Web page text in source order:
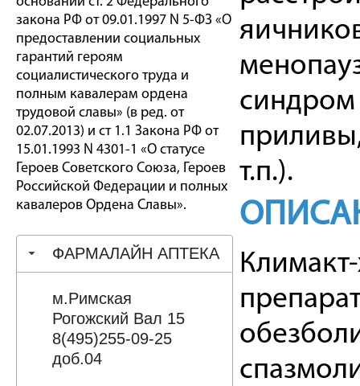
закона РФ от 09.01.1997 N 5-ФЗ «О
предоставлении социальных
гарантий героям
социалистического труда и
полным кавалерам ордена
трудовой славы» (в ред. от
02.07.2013) и ст 1.1 Закона РФ от
15.01.1993 N 4301-1 «О статусе
Героев Советского Союза, Героев
Российской Федерации и полных
кавалеров Ордена Славы».
ФАРМАЛАЙН АПТЕКА
м.Римская
Рогожский Вал 15
8(495)255-09-25
доб.04
синдром
т.п.).